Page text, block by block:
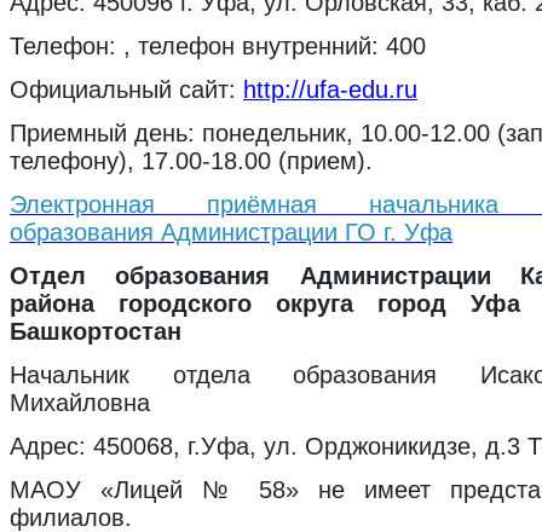
Телефон: , телефон внутренний: 400
Официальный сайт: http://ufa-edu.ru
Приемный день: понедельник, 10.00-12.00
телефону), 17.00-18.00 (прием).
Электронная приёмная начальника
образования Администрации ГО г. Уфа
Отдел образования Администрации
района городского округа город Уфа
Башкортостан
Начальник отдела образования
Михайловна
Адрес: 450068, г.Уфа, ул. Орджоникидзе, д.3
МАОУ «Лицей № 58» не имеет
филиалов.